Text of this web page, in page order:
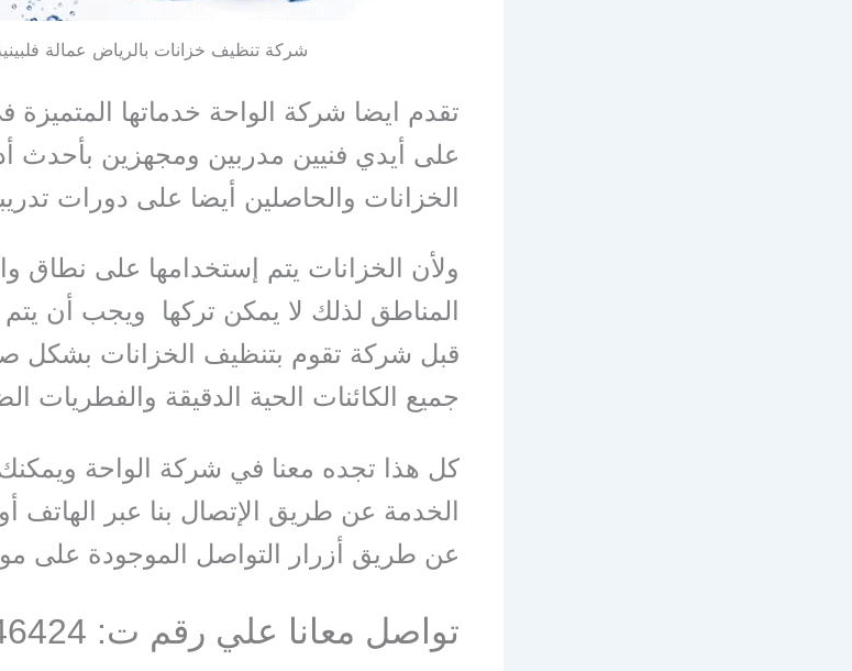
شركة تنظيف خزانات بالرياض عمالة
تقدم ايضا شركة الواحة خدماتها
على أيدي فنيين مدربين ومجهزين بأحدث
الخزانات والحاصلين أيضا على دورات
ولأن الخزانات يتم إستخدامها على
المناطق لذلك لا يمكن تركها ويجب أن
قبل شركة تقوم بتنظيف الخزانات بشكل
جميع الكائنات الحية الدقيقة والفطريات
كل هذا تجده معنا في شركة الواحة
الخدمة عن طريق الإتصال بنا عبر الهاتف
عن طريق أزرار التواصل الموجودة على
تواصل معانا علي رقم ت: 0503446424